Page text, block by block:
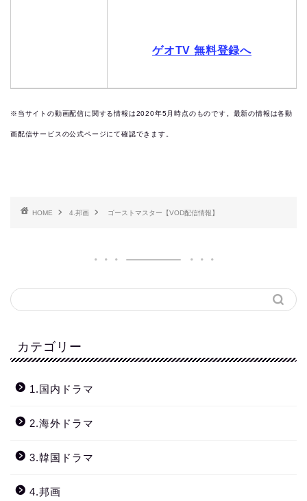
ゲオTV 無料登録へ
※当サイトの動画配信に関する情報は2020年5月時点のものです。最新の情報は各動
画配信サービスの公式ページにて確認できます。
HOME 4.邦画 ゴーストマスター【VOD配信情報】
カテゴリー
1.国内ドラマ
2.海外ドラマ
3.韓国ドラマ
4.邦画